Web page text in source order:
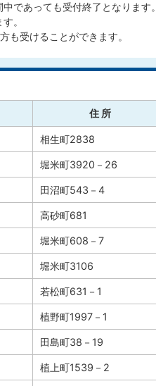
であっても受付終了となります。
。
も受けることができます。
住 所
相生町2838
堀米町3920－26
田沼町543－4
高砂町681
堀米町608－7
堀米町3106
若松町631－1
植野町1997－1
田島町38－19
植上町1539－2